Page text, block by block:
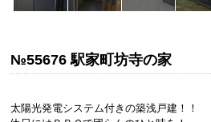
№55676 駅家町坊寺の家
太陽光発電システム付きの築浅戸建！！